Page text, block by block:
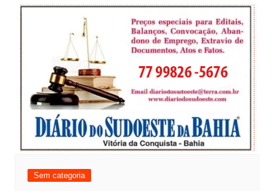
Sem categoria